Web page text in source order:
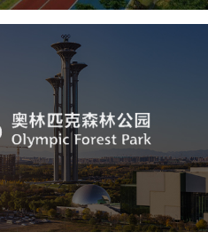
森林公园
园 AI人工智能
智慧公园
智能步道 智能大数据平台